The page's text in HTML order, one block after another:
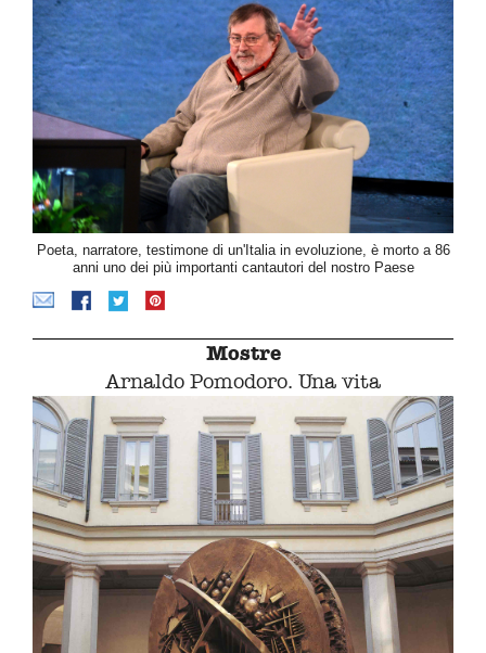
Poeta, narratore, testimone di un'Italia in evoluzione, è morto a 86
anni uno dei più importanti cantautori del nostro Paese
Mostre
Arnaldo Pomodoro. Una vita